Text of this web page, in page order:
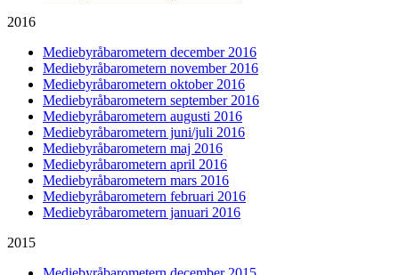
2016
Mediebyråbarometern december 2016
Mediebyråbarometern november 2016
Mediebyråbarometern oktober 2016
Mediebyråbarometern september 2016
Mediebyråbarometern augusti 2016
Mediebyråbarometern juni/juli 2016
Mediebyråbarometern maj 2016
Mediebyråbarometern april 2016
Mediebyråbarometern mars 2016
Mediebyråbarometern februari 2016
Mediebyråbarometern januari 2016
2015